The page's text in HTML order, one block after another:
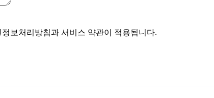
보처리방침과 서비스 약관이 적용됩니다.